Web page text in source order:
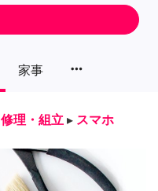
家事 more_horiz
修理・組立 ▸ スマホ